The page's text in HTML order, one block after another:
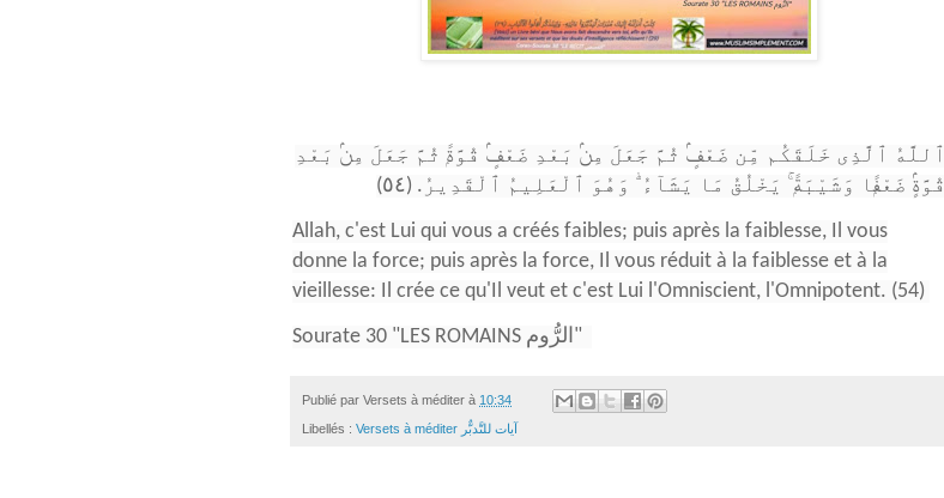
ٱللَّهُ ٱلَّذِى خَلَقَكُم مِّن ضَعْفٍۢ ثُمَّ جَعَلَ مِنۢ بَعْدِ ضَعْفٍۢ قُوَّةًۭ ثُمَّ جَعَلَ مِنۢ بَعْدِ
قُوَّةٍۢ ضَعْفًۭا وَشَيْبَةًۭۚ يَخْلُقُ مَا يَشَآءُ ۖ وَهُوَ ٱلْعَلِيمُ ٱلْقَدِيرُ. (٥٤)
Allah, c'est Lui qui vous a créés faibles; puis après la faiblesse, Il vous
donne la force; puis après la force, Il vous réduit à la faiblesse et à la
vieillesse: Il crée ce qu'Il veut et c'est Lui l'Omniscient, l'Omnipotent. (54)
Sourate 30 "LES ROMAINS الرُّوم"
Publié par Versets à méditer à 10:34
Libellés : Versets à méditer آيات للتَّدبٌّر